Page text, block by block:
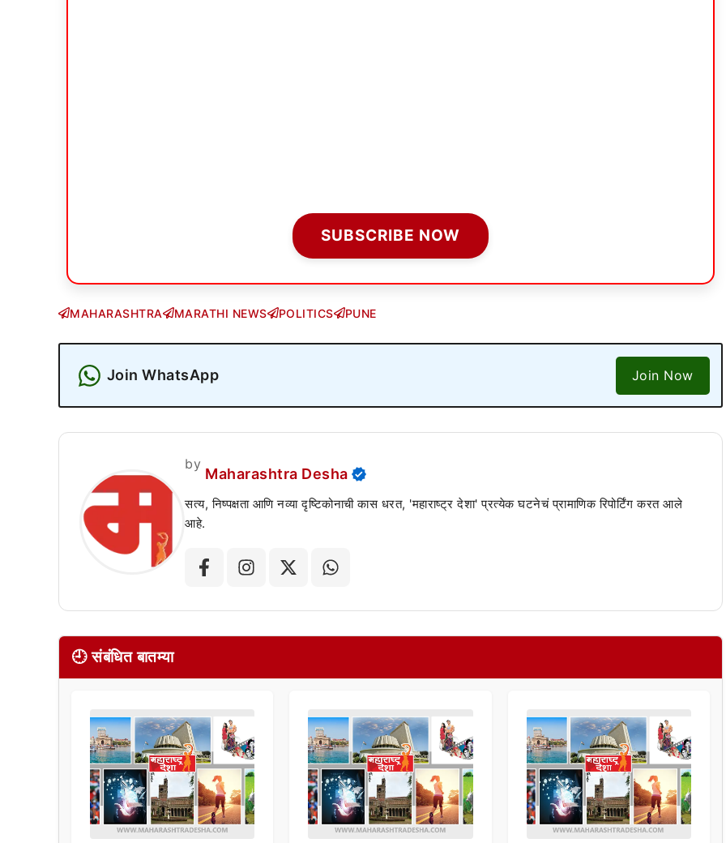
SUBSCRIBE NOW
MAHARASHTRA MARATHI NEWS POLITICS PUNE
Join WhatsApp Join Now
by
Maharashtra Desha
सत्य, निष्पक्षता आणि नव्या दृष्टिकोनाची कास धरत, 'महाराष्ट्र देशा' प्रत्येक घटनेचं प्रामाणिक रिपोर्टिंग करत आले
आहे.
🕘 संबंधित बातम्या